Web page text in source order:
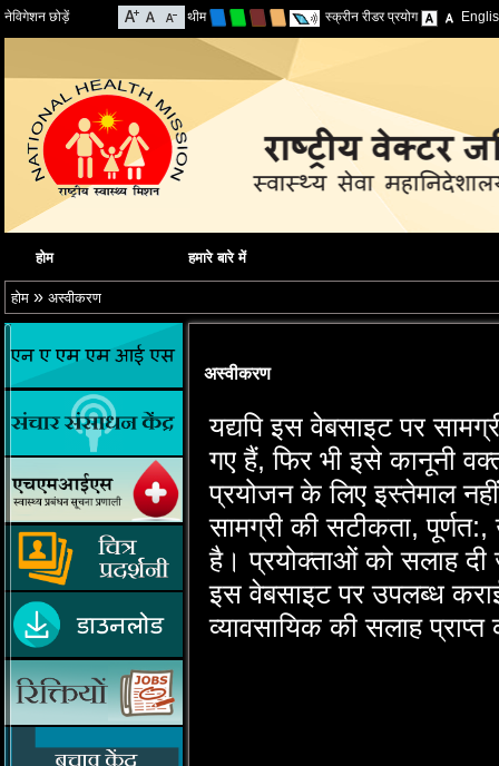
नेविगेशन छोड़ें थीम स्क्रीन रीडर प्रयोग
होम हमारे बारे में
होम » अस्वीकरण
अस्वीकरण
यद्यपि इस वेबसाइट पर
गए हैं, फिर भी इसे कानूनी
प्रयोजन के लिए इस्‍तेमाल
सामग्री की सटीकता,
है। प्रयोक्‍ताओं को सलाह
इस वेबसाइट पर उपलब्‍ध
व्‍यावसायिक की सलाह